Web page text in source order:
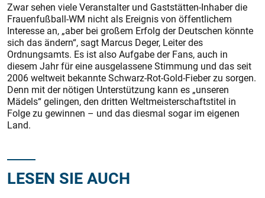
Zwar sehen viele Veranstalter und Gaststätten-Inhaber die
Frauenfußball-WM nicht als Ereignis von öffentlichem
Interesse an, „aber bei großem Erfolg der Deutschen könnte
sich das ändern“, sagt Marcus Deger, Leiter des
Ordnungsamts. Es ist also Aufgabe der Fans, auch in
diesem Jahr für eine ausgelassene Stimmung und das seit
2006 weltweit bekannte Schwarz-Rot-Gold-Fieber zu sorgen.
Denn mit der nötigen Unterstützung kann es „unseren
Mädels“ gelingen, den dritten Weltmeisterschaftstitel in
Folge zu gewinnen – und das diesmal sogar im eigenen
Land.
LESEN SIE AUCH